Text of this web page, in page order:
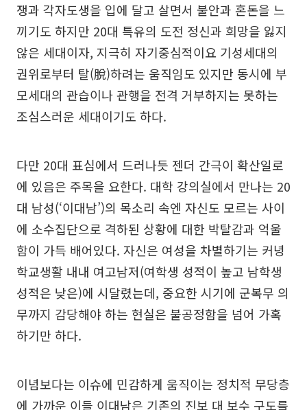
쟁과 각자도생을 입에 달고 살면서 불안과 혼돈을 느
끼기도 하지만 20대 특유의 도전 정신과 희망을 잃지
않은 세대이자, 지극히 자기중심적이요 기성세대의
권위로부터 탈(脫)하려는 움직임도 있지만 동시에 부
모세대의 관습이나 관행을 전격 거부하지는 못하는
조심스러운 세대이기도 하다.
다만 20대 표심에서 드러나듯 젠더 간극이 확산일로
에 있음은 주목을 요한다. 대학 강의실에서 만나는 20
대 남성(‘이대남’)의 목소리 속엔 자신도 모르는 사이
에 소수집단으로 격하된 상황에 대한 박탈감과 억울
함이 가득 배어있다. 자신은 여성을 차별하기는 커녕
학교생활 내내 여고남저(여학생 성적이 높고 남학생
성적은 낮은)에 시달렸는데, 중요한 시기에 군복무 의
무까지 감당해야 하는 현실은 불공정함을 넘어 가혹
하기만 하다.
이념보다는 이슈에 민감하게 움직이는 정치적 무당층
에 가까운 이들 이대남은 기존의 진보 대 보수 구도를